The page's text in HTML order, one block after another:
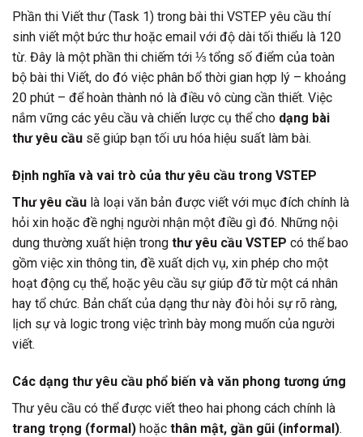
Phần thi Viết thư (Task 1) trong bài thi VSTEP yêu cầu thí
sinh viết một bức thư hoặc email với độ dài tối thiểu là 120
từ. Đây là một phần thi chiếm tới ⅓ tổng số điểm của toàn
bộ bài thi Viết, do đó việc phân bổ thời gian hợp lý – khoảng
20 phút – để hoàn thành nó là điều vô cùng cần thiết. Việc
nắm vững các yêu cầu và chiến lược cụ thể cho dạng bài
thư yêu cầu sẽ giúp bạn tối ưu hóa hiệu suất làm bài.
Định nghĩa và vai trò của thư yêu cầu trong VSTEP
Thư yêu cầu là loại văn bản được viết với mục đích chính là
hỏi xin hoặc đề nghị người nhận một điều gì đó. Những nội
dung thường xuất hiện trong thư yêu cầu VSTEP có thể bao
gồm việc xin thông tin, đề xuất dịch vụ, xin phép cho một
hoạt động cụ thể, hoặc yêu cầu sự giúp đỡ từ một cá nhân
hay tổ chức. Bản chất của dạng thư này đòi hỏi sự rõ ràng,
lịch sự và logic trong việc trình bày mong muốn của người
viết.
Các dạng thư yêu cầu phổ biến và văn phong tương ứng
Thư yêu cầu có thể được viết theo hai phong cách chính là
trang trọng (formal) hoặc thân mật, gần gũi (informal).